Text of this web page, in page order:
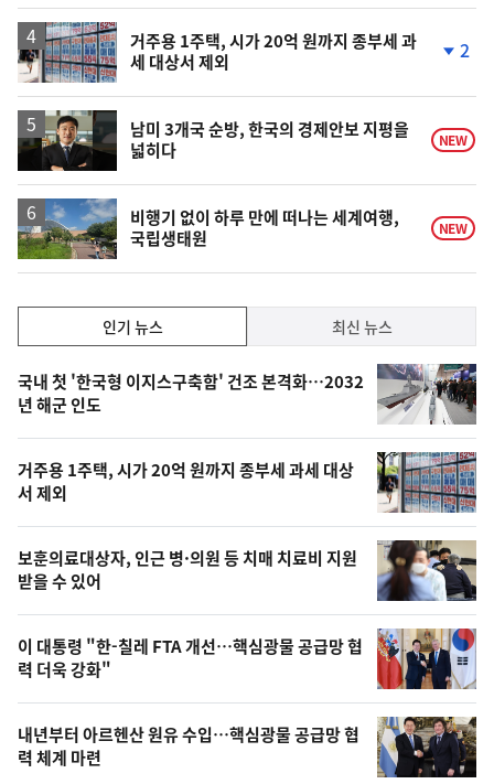
거주용 1주택, 시가 20억 원까지 종부세 과
세 대상서 제외
하
락
2
남미 3개국 순방, 한국의 경제안보 지평을
넓히다
NEW
비행기 없이 하루 만에 떠나는 세계여행,
국립생태원
NEW
기,
최
신,
오
늘
의
영
상
오
늘
의
사
인기 뉴스 최신 뉴스
인
기
뉴
스
국내 첫 '한국형 이지스구축함' 건조 본격화…2032
년 해군 인도
거주용 1주택, 시가 20억 원까지 종부세 과세 대상
서 제외
보훈의료대상자, 인근 병·의원 등 치매 치료비 지원
받을 수 있어
이 대통령 "한-칠레 FTA 개선…핵심광물 공급망 협
력 더욱 강화"
내년부터 아르헨산 원유 수입…핵심광물 공급망 협
력 체계 마련